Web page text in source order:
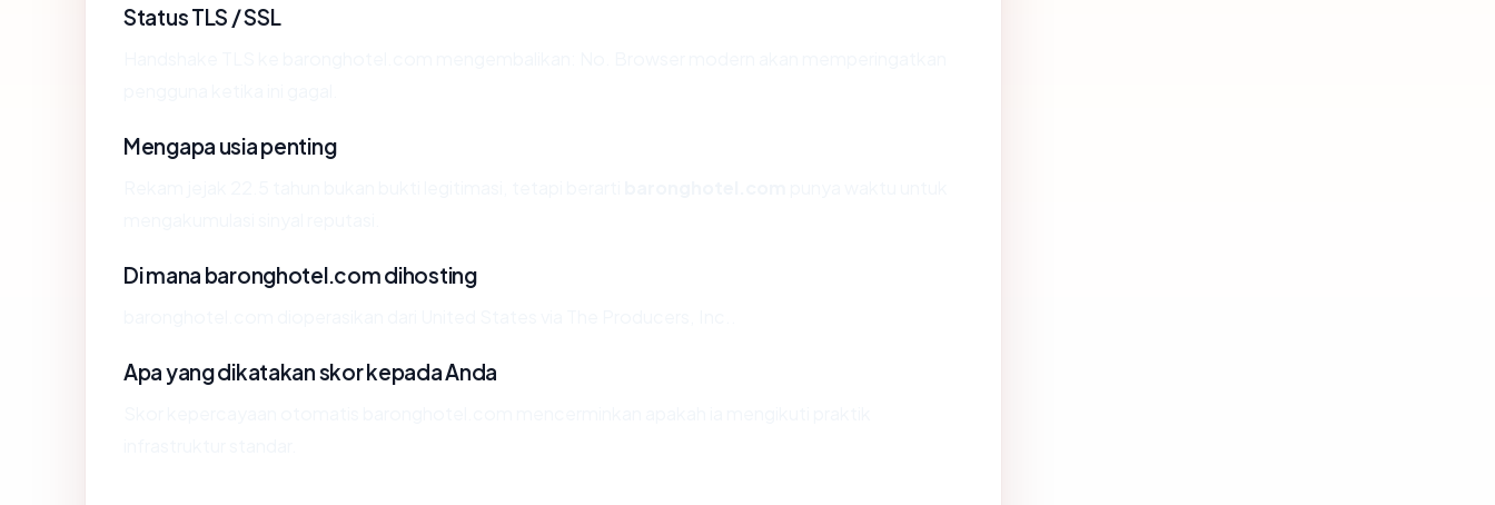
Status TLS / SSL
Mengapa usia penting
Di mana baronghotel.com dihosting
Apa yang dikatakan skor kepada Anda